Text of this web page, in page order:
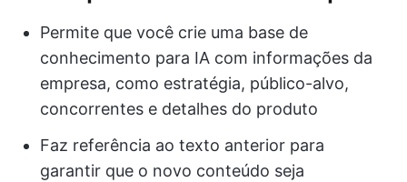
Permite que você crie uma base de
conhecimento para IA com informações da
empresa, como estratégia, público-alvo,
concorrentes e detalhes do produto
Faz referência ao texto anterior para
garantir que o novo conteúdo seja